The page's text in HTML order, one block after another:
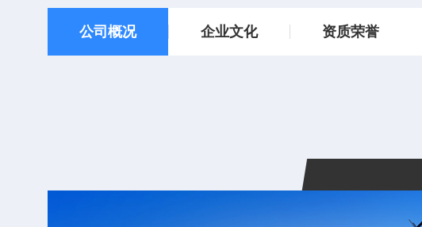
公司概况 企业文化 资质荣誉